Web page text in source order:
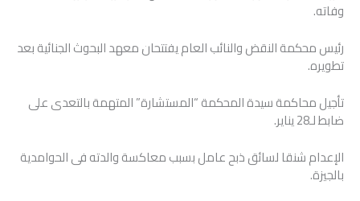
وفاته.
رئيس محكمة النقض والنائب العام يفتتحان معهد البحوث الجنائية بعد
تطويره.
تأجيل محاكمة سيدة المحكمة “المستشارة” المتهمة بالتعدى على
ضابط لـ28 يناير.
الإعدام شنقا لسائق ذبح عامل بسبب معاكسة والدته فى الحوامدية
بالجيزة.